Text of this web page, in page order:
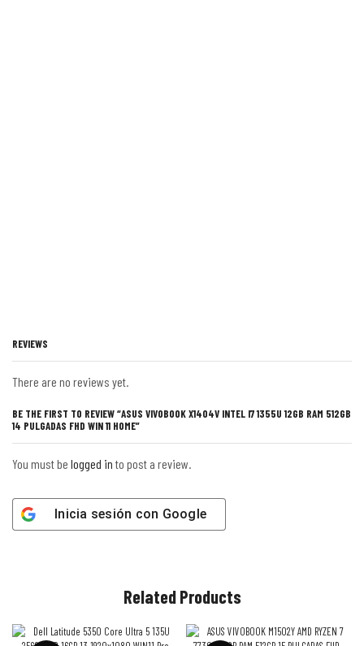
REVIEWS
There are no reviews yet.
BE THE FIRST TO REVIEW “ASUS VIVOBOOK X1404V INTEL I7 1355U 12GB RAM 512GB
14 PULGADAS FHD WIN 11 HOME”
You must be logged in to post a review.
Inicia sesión con Google
Related Products